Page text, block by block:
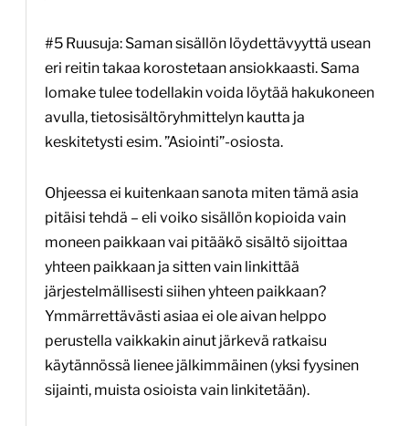
#5 Ruusuja: Saman sisällön löydettävyyttä usean
eri reitin takaa korostetaan ansiokkaasti. Sama
lomake tulee todellakin voida löytää hakukoneen
avulla, tietosisältöryhmittelyn kautta ja
keskitetysti esim. ”Asiointi”-osiosta.
Ohjeessa ei kuitenkaan sanota miten tämä asia
pitäisi tehdä – eli voiko sisällön kopioida vain
moneen paikkaan vai pitääkö sisältö sijoittaa
yhteen paikkaan ja sitten vain linkittää
järjestelmällisesti siihen yhteen paikkaan?
Ymmärrettävästi asiaa ei ole aivan helppo
perustella vaikkakin ainut järkevä ratkaisu
käytännössä lienee jälkimmäinen (yksi fyysinen
sijainti, muista osioista vain linkitetään).